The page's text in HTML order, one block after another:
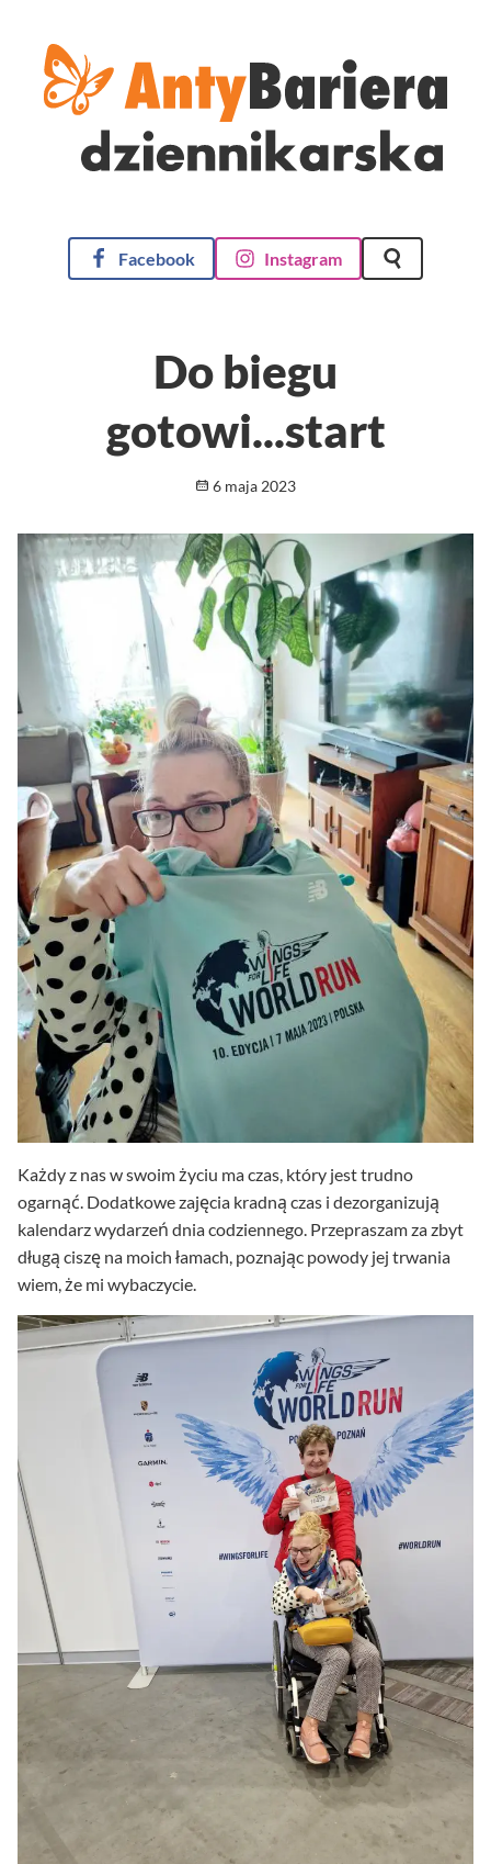
AntyBariera Dziennikarska
Facebook
Instagram Szukaj na
Do biegu
gotowi...start
Opublikowano
6 maja 2023
Każdy z nas w swoim życiu ma czas, który jest trudno
ogarnąć. Dodatkowe zajęcia kradną czas i dezorganizują
kalendarz wydarzeń dnia codziennego. Przepraszam za zbyt
długą ciszę na moich łamach, poznając powody jej trwania
wiem, że mi wybaczycie.